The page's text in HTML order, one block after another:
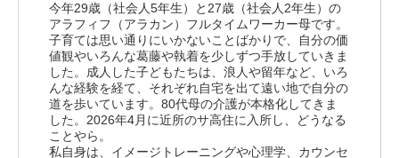
今年29歳（社会人5年生）と27歳（社会人2年生）の
アラフィフ（アラカン）フルタイムワーカー母です。
子育ては思い通りにいかないことばかりで、自分の価
値観やいろんな葛藤や執着を少しずつ手放していきま
した。成人した子どもたちは、浪人や留年など、いろ
んな経験を経て、それぞれ自宅を出て遠い地で自分の
道を歩いています。80代母の介護が本格化してきま
した。2026年4月に近所のサ高住に入所し、どうなる
ことやら。
私自身は、イメージトレーニングや心理学、カウンセ